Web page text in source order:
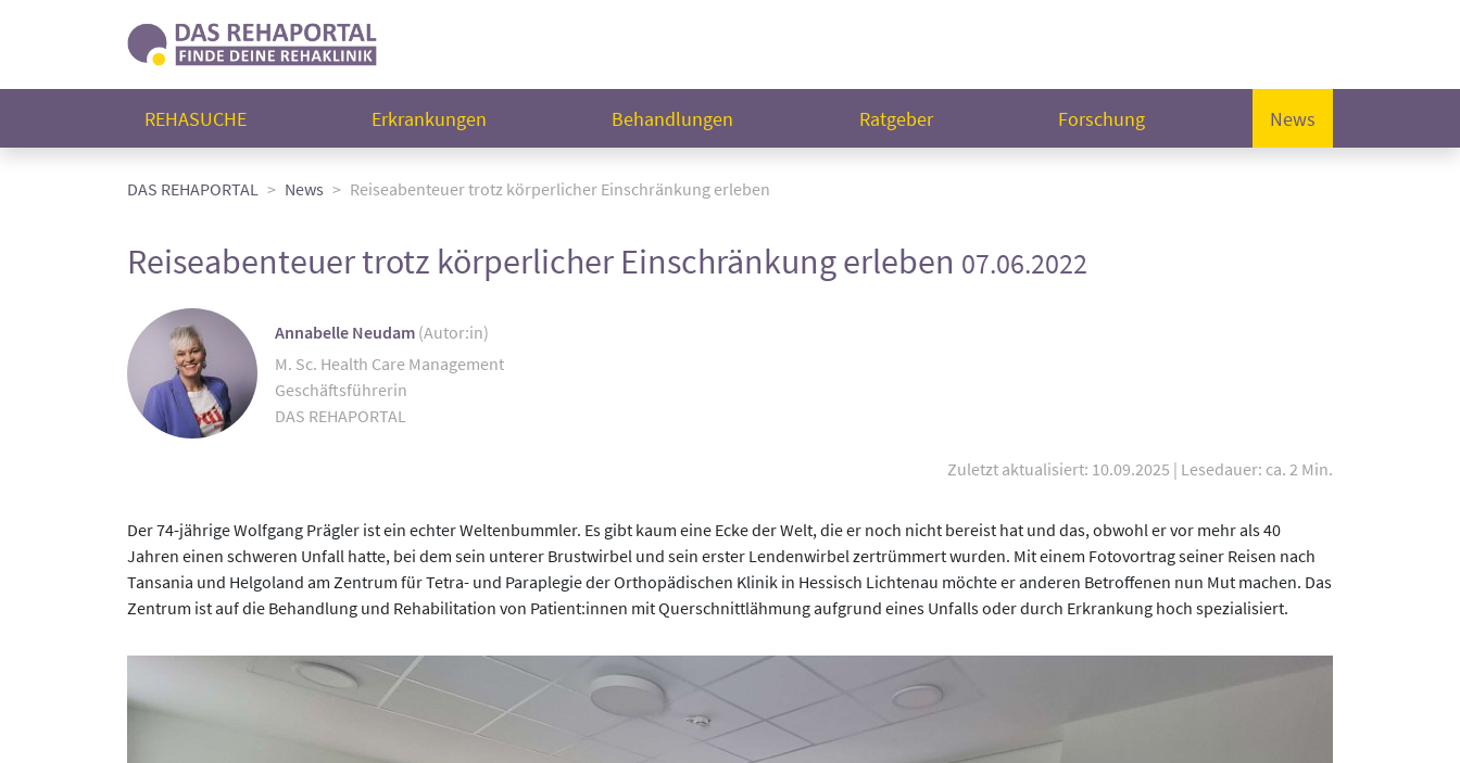
REHASUCHE Erkrankungen Behandlungen Ratgeber Forschung News
DAS REHAPORTAL News Reiseabenteuer trotz körperlicher Einschränkung erleben
Reiseabenteuer trotz körperlicher Einschränkung erleben 07.06.2022
Annabelle Neudam (Autor:in)
M. Sc. Health Care Management
Geschäftsführerin
DAS REHAPORTAL
Zuletzt aktualisiert: 10.09.2025 | Lesedauer: ca. 2 Min.
Der 74-jährige Wolfgang Prägler ist ein echter Weltenbummler. Es gibt kaum eine Ecke der Welt, die er noch nicht bereist hat und das, obwohl er vor mehr als 40
Jahren einen schweren Unfall hatte, bei dem sein unterer Brustwirbel und sein erster Lendenwirbel zertrümmert wurden. Mit einem Fotovortrag seiner Reisen nach
Tansania und Helgoland am Zentrum für Tetra- und Paraplegie der Orthopädischen Klinik in Hessisch Lichtenau möchte er anderen Betroffenen nun Mut machen. Das
Zentrum ist auf die Behandlung und Rehabilitation von Patient:innen mit Querschnittlähmung aufgrund eines Unfalls oder durch Erkrankung hoch spezialisiert.